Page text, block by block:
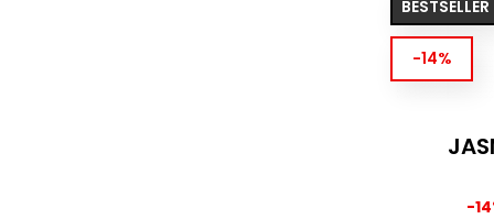
BESTSELLER
-14%
-